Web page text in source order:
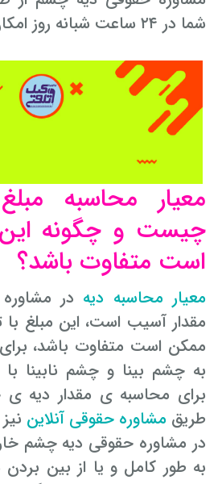
شما در ۲۴ ساعت شبانه روز امکان پذیر است.
معیار محاسبه
چیست و چگونه
است متفاوت باشد؟
معیار محاسبه دیه در
مقدار آسیب است، این مبلغ
ممکن است متفاوت باشد،
به چشم بینا و چشم نابینا
برای محاسبه ی مقدار دیه ی
طریق مشاوره حقوقی آنلاین
در مشاوره حقوقی دیه چشم
به طور کامل و یا از بین بردن